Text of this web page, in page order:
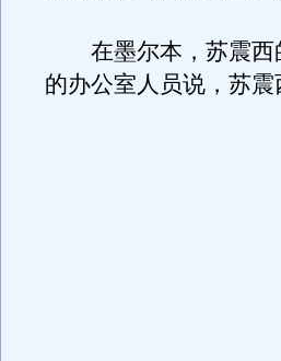
在墨尔本，苏震西
的办公室人员说，苏